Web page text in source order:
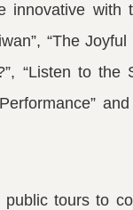
innovative with
“The Joyful
“Listen to the
tours to